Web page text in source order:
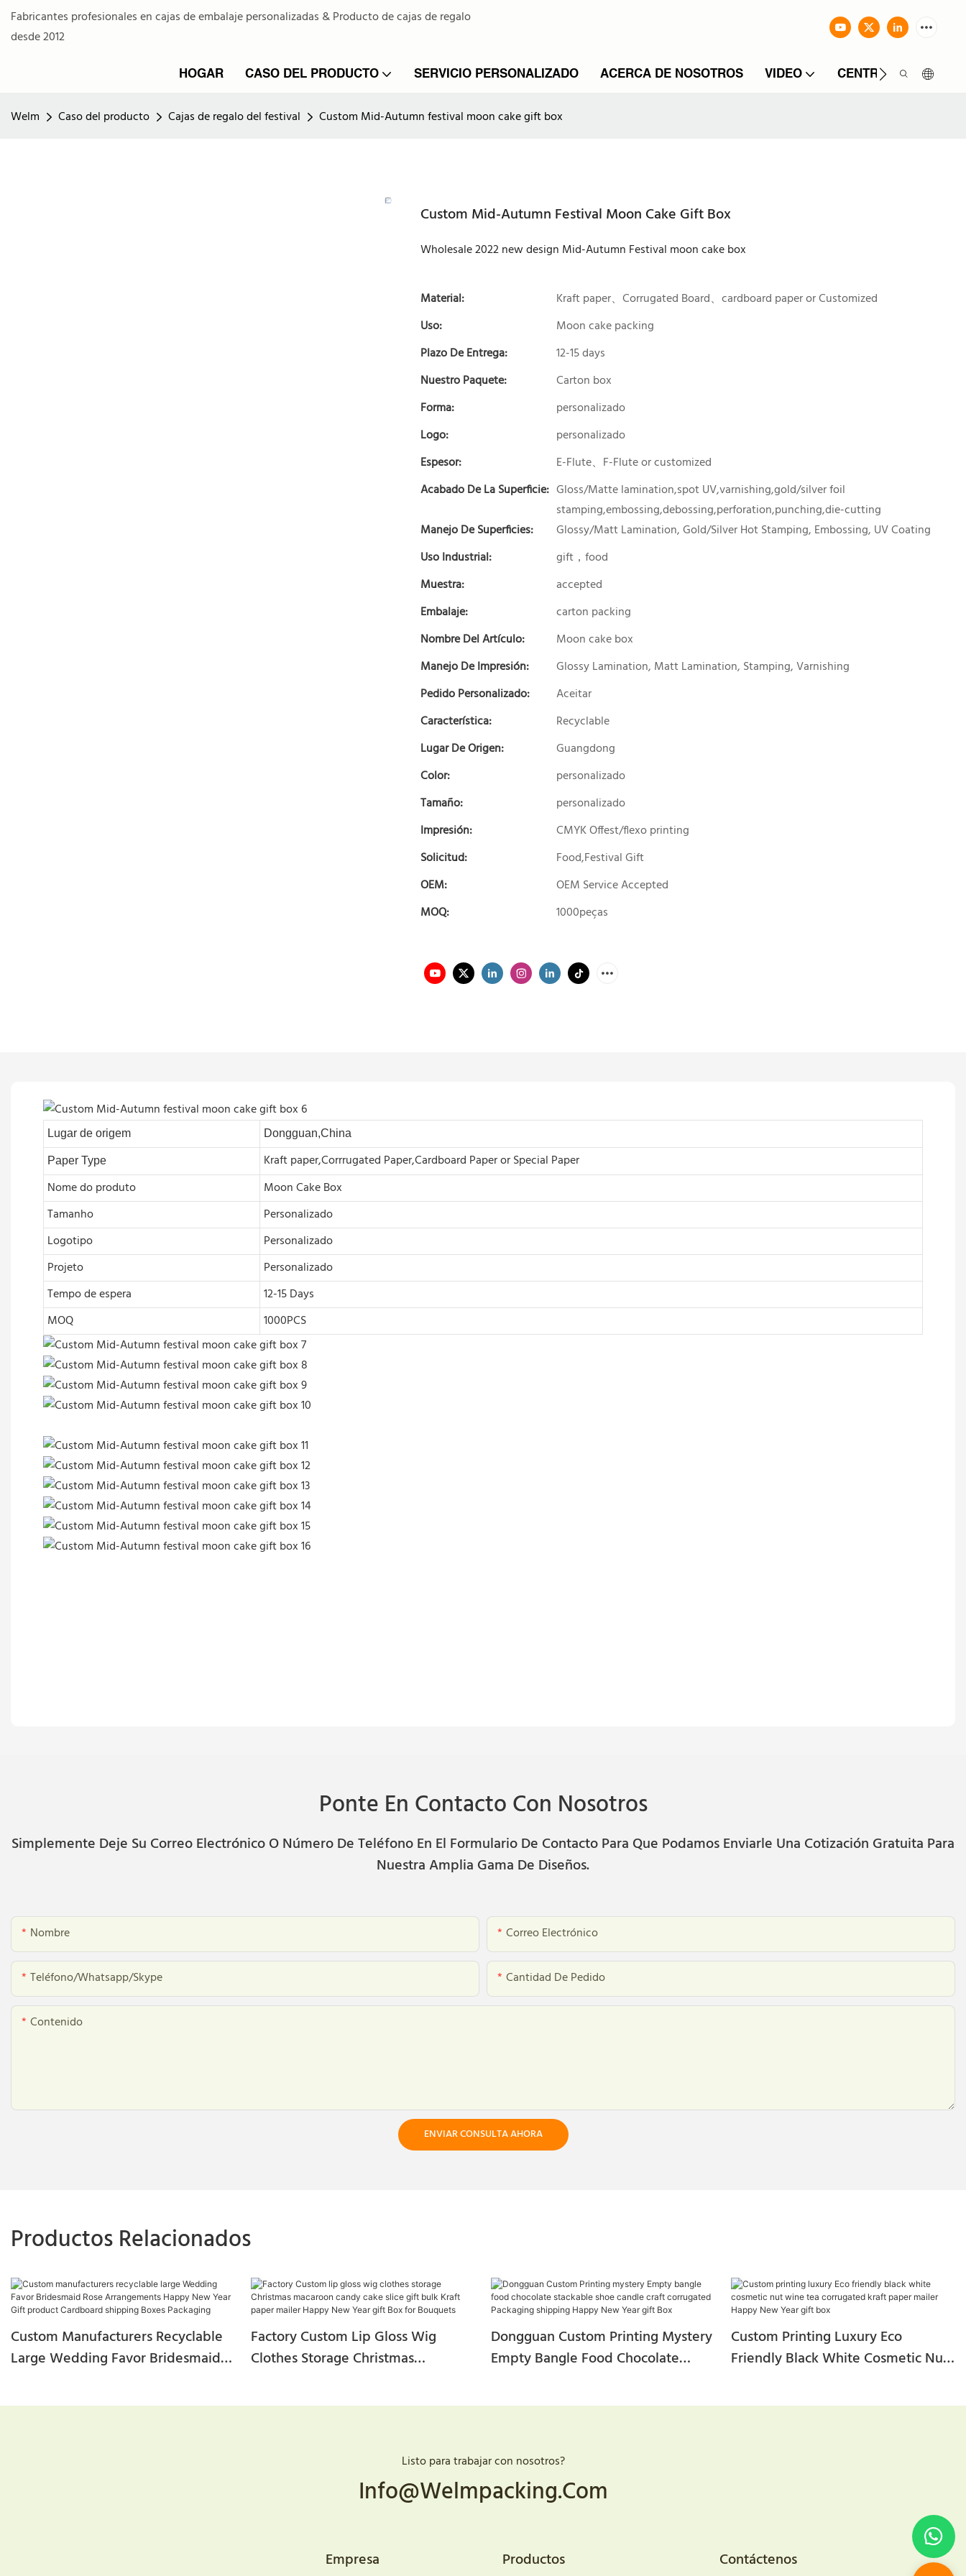
Fabricantes profesionales en cajas de embalaje personalizadas & Producto de cajas de regalo
desde 2012
HOGAR CASO DEL PRODUCTO SERVICIO PERSONALIZADO ACERCA DE NOSOTROS VIDEO CENTRO DE
Welm Caso del producto Cajas de regalo del festival Custom Mid-Autumn festival moon cake gift box
Custom Mid-Autumn Festival Moon Cake Gift Box
Wholesale 2022 new design Mid-Autumn Festival moon cake box
Material:
Kraft paper、Corrugated Board、cardboard paper or Customized
Uso:
Moon cake packing
Plazo De Entrega:
12-15 days
Nuestro Paquete:
Carton box
Forma:
personalizado
Logo:
personalizado
Espesor:
E-Flute、F-Flute or customized
Acabado De La Superficie: Gloss/Matte lamination,spot UV,varnishing,gold/silver foil
stamping,embossing,debossing,perforation,punching,die-cutting
Manejo De Superficies:
Glossy/Matt Lamination, Gold/Silver Hot Stamping, Embossing, UV Coating
Uso Industrial:
gift，food
Muestra:
accepted
Embalaje:
carton packing
Nombre Del Artículo:
Moon cake box
Manejo De Impresión:
Glossy Lamination, Matt Lamination, Stamping, Varnishing
Pedido Personalizado:
Aceitar
Característica:
Recyclable
Lugar De Origen:
Guangdong
Color:
personalizado
Tamaño:
personalizado
Impresión:
CMYK Offest/flexo printing
Solicitud:
Food,Festival Gift
OEM:
OEM Service Accepted
MOQ:
1000peças
Lugar de origem Dongguan,China
Paper Type
Kraft paper,Corrrugated Paper,Cardboard Paper or Special Paper
Nome do produto
Moon Cake Box
Tamanho
Personalizado
Logotipo
Personalizado
Projeto
Personalizado
Tempo de espera
12-15 Days
MOQ
1000PCS
Ponte En Contacto Con Nosotros
Simplemente Deje Su Correo Electrónico O Número De Teléfono En El Formulario De Contacto Para Que Podamos Enviarle Una Cotización Gratuita Para
Nuestra Amplia Gama De Diseños.
Nombre Correo Electrónico
Teléfono/whatsapp/skype Cantidad De Pedido
Contenido
ENVIAR CONSULTA AHORA
Productos Relacionados
Custom Manufacturers Recyclable
Large Wedding Favor Bridesmaid
Year Gift Product Cardboard
Factory Custom Lip Gloss Wig
Clothes Storage Christmas
Bulk Kraft Paper Mailer Happy New
Dongguan Custom Printing Mystery
Empty Bangle Food Chocolate
Corrugated Packaging Shipping
Custom Printing Luxury Eco
Friendly Black White Cosmetic Nut
Mailer Happy New Year Gift Box
Listo para trabajar con nosotros?
Info@welmpacking.com
Empresa Productos Contáctenos